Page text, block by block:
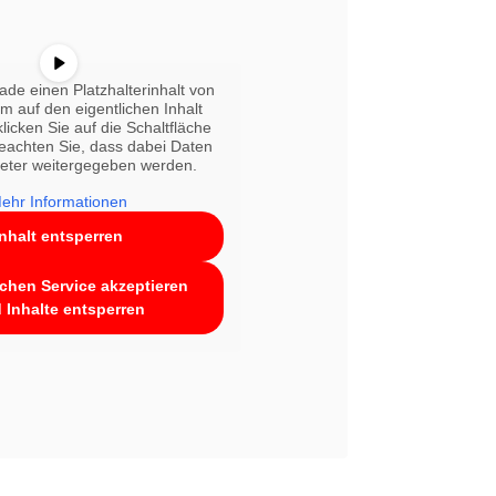
einen Platzhalterinhalt von
auf den eigentlichen Inhalt
Sie auf die Schaltfläche
Sie, dass dabei Daten
weitergegeben werden.
Informationen
entsperren
Service akzeptieren
Inhalte entsperren